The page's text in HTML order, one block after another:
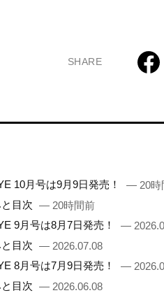
SHARE
10月号は9月9日発売！
— 20時
目次 — 20時間前
9月号は8月7日発売！
—
目次 — 2026.07.08
8月号は7月9日発売！
—
目次 — 2026.06.08